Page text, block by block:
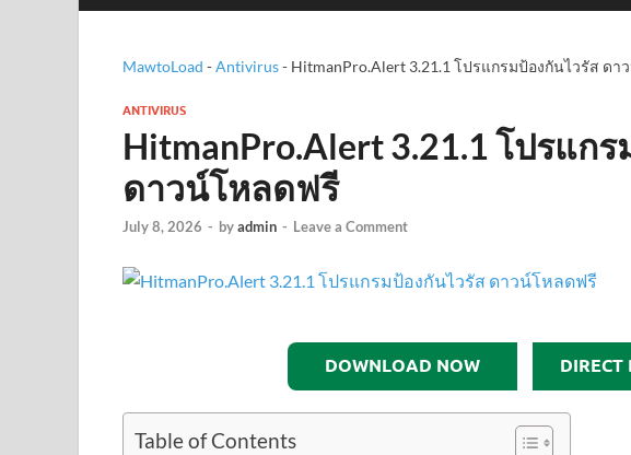
MawtoLoad -Antivirus- HitmanPro.Alert 3.21.1 โปรแกรมป้องกันไวรัส ดา
ANTIVIRUS
HitmanPro.Alert 3.21.1 โปรแก
ดาวน์โหลดฟรี
July 8, 2026 - byadmin - Leave a Comment
DOWNLOAD NOW DIRECT
Table of Contents